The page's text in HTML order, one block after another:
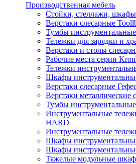
Производственная мебель
Стойки, стеллажи,
Верстаки слесарные
Тумбы
Тележки для зарядки и
Верстаки и столы
Рабочие места серии
Тележки
Шкафы
Верстаки слесарные
Верстаки металлические
Тумбы
Инструментальные
HARD
Инструментальные
Шкафы
Шкафы
Тяжелые модульные